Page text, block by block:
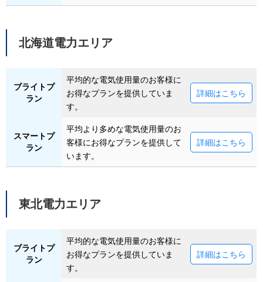
北海道電力エリア
ブライトプ
ラン
平均的な電気使用量のお客様に
お得なプランを提供していま
す。
詳細はこちら
スマートプ
ラン
平均より多めな電気使用量のお
客様にお得なプランを提供して
います。
詳細はこちら
東北電力エリア
ブライトプ
ラン
平均的な電気使用量のお客様に
お得なプランを提供していま
す。
詳細はこちら